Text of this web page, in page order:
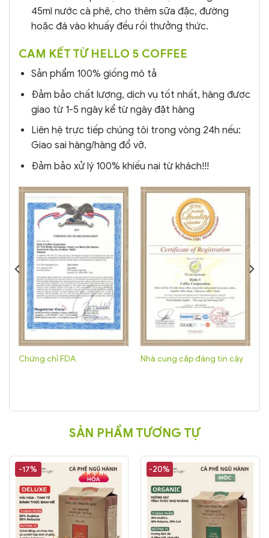
45ml nước cà phê, cho thêm sữa đặc, đường
hoặc đá vào khuấy đều rồi thưởng thức.
CAM KẾT TỪ HELLO 5 COFFEE
Sản phẩm 100% giống mô tả
Đảm bảo chất lượng, dịch vụ tốt nhất, hàng được
giao từ 1-5 ngày kể từ ngày đặt hàng
Liên hệ trực tiếp chúng tôi trong vòng 24h nếu:
Giao sai hàng/hàng đổ vỡ.
Đảm bảo xử lý 100% khiếu nại từ khách!!!
Chứng chỉ FDA Nhà cung cấp đáng tin cậy
SẢN PHẨM TƯƠNG TỰ
-17% -20%